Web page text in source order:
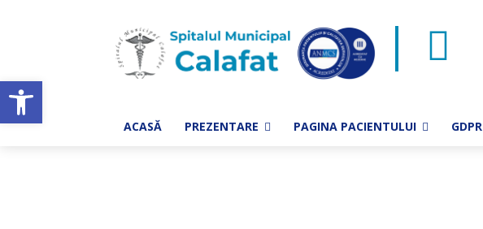
Deschide bara de unelte
ACASĂ PREZENTARE PAGINA PACIENTULUI GDPR